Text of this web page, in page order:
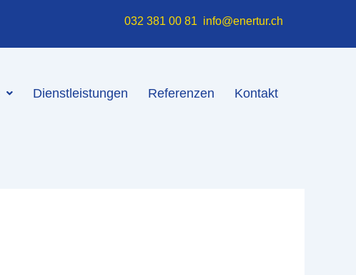
032 381 00 81 info@enertur.ch
Dienstleistungen Referenzen Kontakt